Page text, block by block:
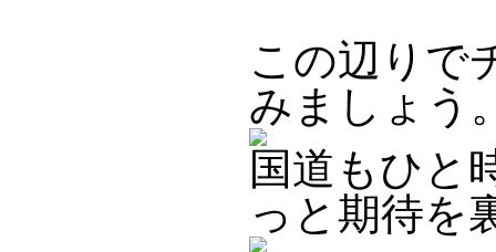
この辺りで
みましょう
国道もひと
っと期待を